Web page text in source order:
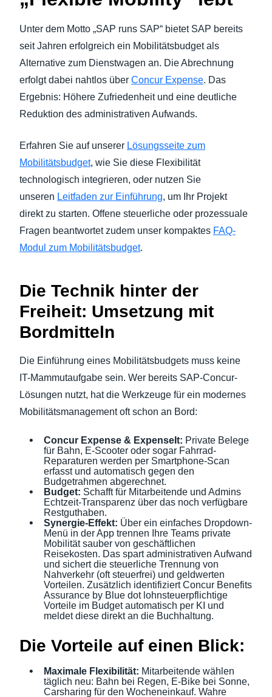
Unter dem Motto „SAP runs SAP“ bietet SAP bereits
seit Jahren erfolgreich ein Mobilitätsbudget als
Alternative zum Dienstwagen an. Die Abrechnung
erfolgt dabei nahtlos über Concur Expense. Das
Ergebnis: Höhere Zufriedenheit und eine deutliche
Reduktion des administrativen Aufwands.
Erfahren Sie auf unserer Lösungsseite zum
Mobilitätsbudget, wie Sie diese Flexibilität
technologisch integrieren, oder nutzen Sie
unseren Leitfaden zur Einführung, um Ihr Projekt
direkt zu starten. Offene steuerliche oder prozessuale
Fragen beantwortet zudem unser kompaktes FAQ-
Modul zum Mobilitätsbudget.
Die Technik hinter der
Freiheit: Umsetzung mit
Bordmitteln
Die Einführung eines Mobilitätsbudgets muss keine
IT-Mammutaufgabe sein. Wer bereits SAP-Concur-
Lösungen nutzt, hat die Werkzeuge für ein modernes
Mobilitätsmanagement oft schon an Bord:
Concur Expense & ExpenseIt: Private Belege
für Bahn, E-Scooter oder sogar Fahrrad-
Reparaturen werden per Smartphone-Scan
erfasst und automatisch gegen den
Budgetrahmen abgerechnet.
Budget: Schafft für Mitarbeitende und Admins
Echtzeit-Transparenz über das noch verfügbare
Restguthaben.
Synergie-Effekt: Über ein einfaches Dropdown-
Menü in der App trennen Ihre Teams private
Mobilität sauber von geschäftlichen
Reisekosten. Das spart administrativen Aufwand
und sichert die steuerliche Trennung von
Nahverkehr (oft steuerfrei) und geldwerten
Vorteilen. Zusätzlich identifiziert Concur Benefits
Assurance by Blue dot lohnsteuerpflichtige
Vorteile im Budget automatisch per KI und
meldet diese direkt an die Buchhaltung.
Die Vorteile auf einen Blick:
Maximale Flexibilität: Mitarbeitende wählen
täglich neu: Bahn bei Regen, E-Bike bei Sonne,
Carsharing für den Wocheneinkauf. Wahre